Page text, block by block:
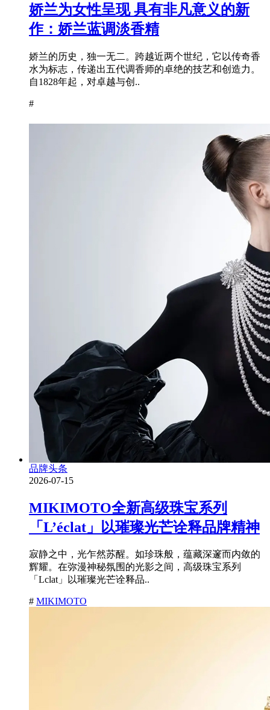
娇兰为女性呈现 具有非凡意义的新
作：娇兰蓝调淡香精
娇兰的历史，独一无二。跨越近两个世纪，它以传奇香
水为标志，传递出五代调香师的卓绝的技艺和创造力。
自1828年起，对卓越与创..
#
品牌头条
2026-07-15
MIKIMOTO全新高级珠宝系列
「L’éclat」以璀璨光芒诠释品牌精神
寂静之中，光乍然苏醒。如珍珠般，蕴藏深邃而内敛的
辉耀。在弥漫神秘氛围的光影之间，高级珠宝系列
「Lclat」以璀璨光芒诠释品..
# MIKIMOTO